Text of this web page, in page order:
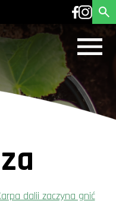
dalii zaczyna gnić